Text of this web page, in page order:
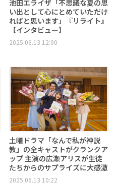
池田エライザ「不思議な夏の思
い出として心にとめていただけ
ればと思います」『リライト』
【インタビュー】
2025.06.13 12:00
土曜ドラマ「なんで私が神説
教」の全キャストがクランクア
ップ 主演の広瀬アリスが生徒
たちからのサプライズに大感激
2025.06.13 10:22